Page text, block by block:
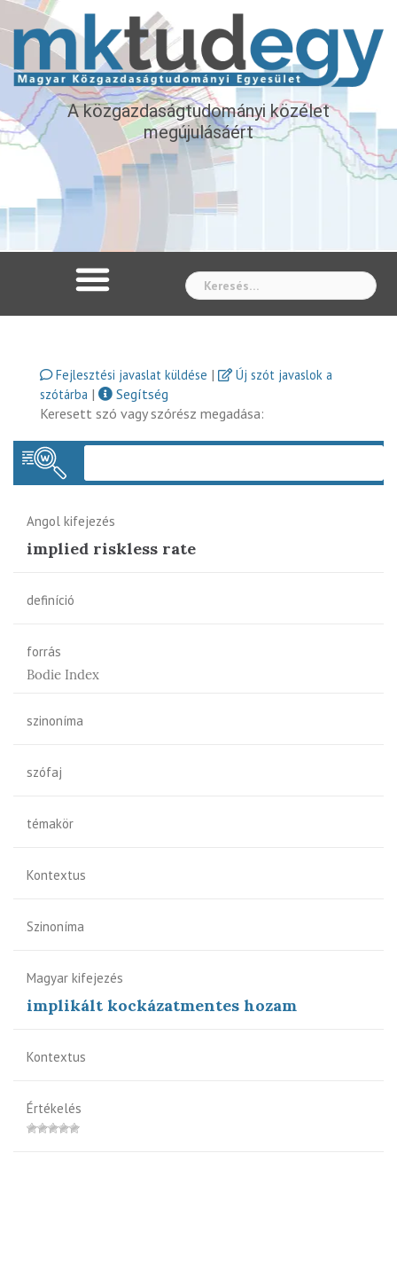
A közgazdaságtudományi közélet
megújulásáért
Fejlesztési javaslat küldése |
Új szót javaslok a
szótárba |
Segítség
Keresett szó vagy szórész megadása:
Angol kifejezés
implied riskless rate
definíció
forrás
Bodie Index
szinoníma
szófaj
témakör
Kontextus
Szinoníma
Magyar kifejezés
implikált kockázatmentes hozam
Kontextus
Értékelés